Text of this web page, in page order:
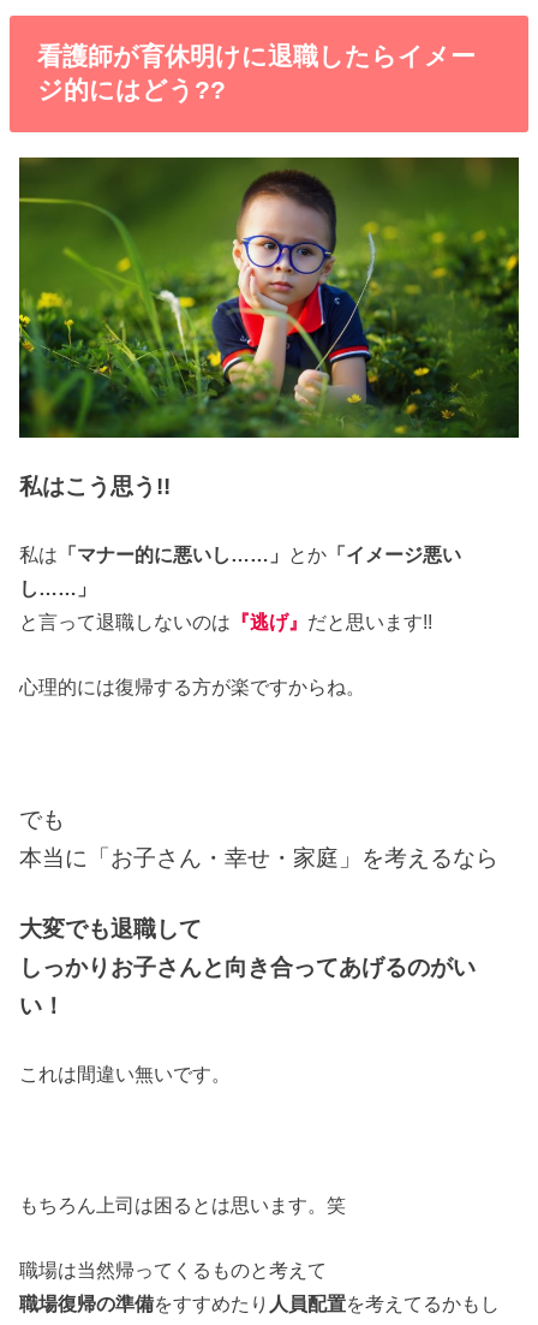
看護師が育休明けに退職したらイメー
ジ的にはどう??
私はこう思う!!
私は 「マナー的に悪いし……」 とか 「イメージ悪い
し……」
と言って退職しないのは 『逃げ』 だと思います!!
心理的には復帰する方が楽ですからね。
でも
本当に「お子さん・幸せ・家庭」を考えるなら
大変でも退職して
しっかりお子さんと向き合ってあげるのがい
い！
これは間違い無いです。
もちろん上司は困るとは思います。笑
職場は当然帰ってくるものと考えて
職場復帰の準備をすすめたり 人員配置を考えてるかもし